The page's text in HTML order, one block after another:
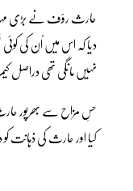
حارث رؤف نے بڑی
دیا کہ اس میں اُن کی
نہیں مانگی تھی دراصل
حسِ مزاح سے بھرپور
کیا اور حارث کی ذہانت